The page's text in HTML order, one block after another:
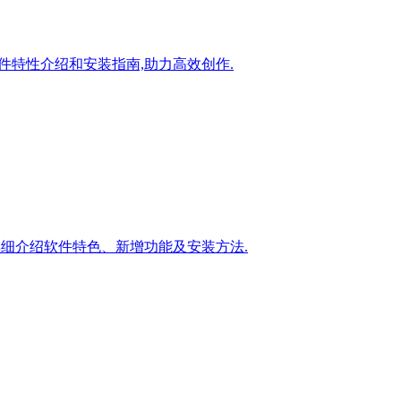
特性介绍和安装指南,助力高效创作.
介绍软件特色、新增功能及安装方法.